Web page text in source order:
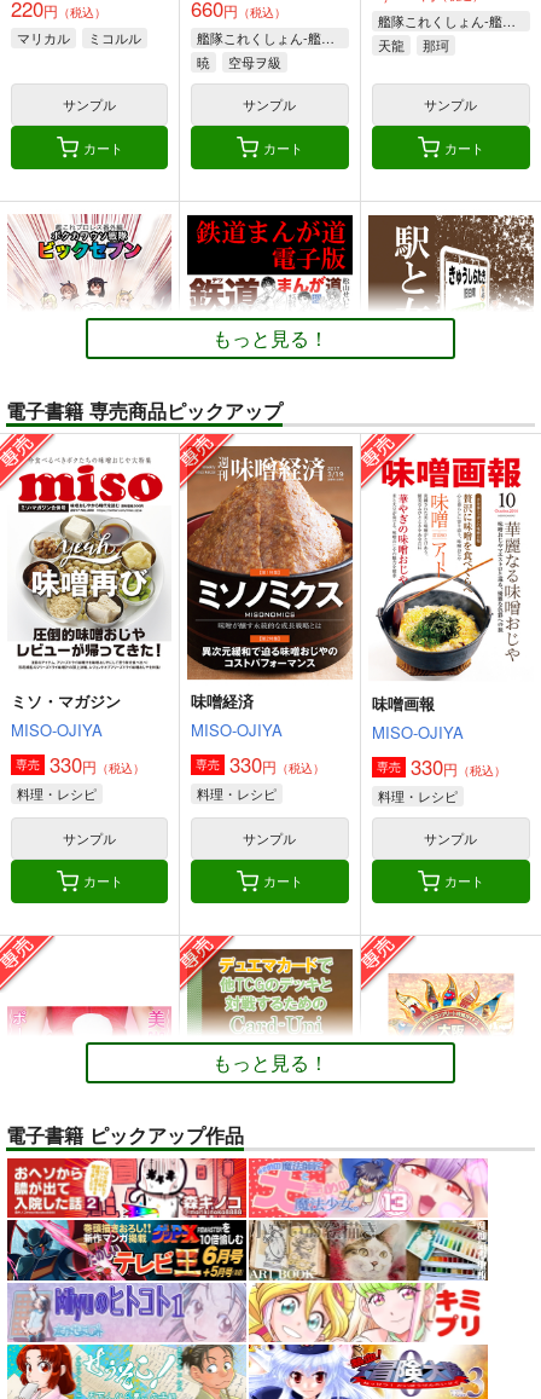
220円 （税込）
マリカル ミコルル
サンプル
カート
660円 （税込）
艦隊これくしょん-艦これ-
暁
空母ヲ級
サンプル
カート
艦隊これくしょん-艦これ-
天龍
那珂
サンプル
カート
ボクカワウソ戦隊ビッ
クセブン
Mystic Lab
660円（税込）
艦隊これくしょん-艦これ-
ボクカワウソ
長門
コロラド
サンプル
カート
鉄道まんが道 電子版
松山せいじ
110円（税込）
オリジナル
サンプル
駅と女子高生 電子版
松山せいじ
110円（税込）
オリジナル
サンプル
角と板と魔法記師9
とりからの巣
（税込）
ベル・メリオン
アシオ・グレース
ホワイトサンプル
カート
もっと見る！
電子書籍 専売商品ピックアップ
ミソ・マガジン
MISO-OJIYA
専売 330円 （税込）
料理・レシピ
サンプル
カート
味噌経済
MISO-OJIYA
専売 330円 （税込）
料理・レシピ
サンプル
カート
味噌画報
MISO-OJIYA
専売 330円 （税込）
料理・レシピ
サンプル
カート
トレスOK！体型レタ
ッチなしの『美脚とお
尻のポーズ写真集／九
条ねぎ』
お尻カンパニー
専売 2,750円（税込）
オリジナル
サンプル
デュエマカードで他
TCGのデッキと対戦
するためのCard-
Uni ルールブック
ツボッシー
専売 110円（税込）
デュエル・マスターズ
サンプル
【大阪関西万博
2025】 予約全コンプ
リート攻略ガイド２＆
万博旅行１日スケジュ
ール日記: EXPO 女一
人のんびりルーズ
旅 11ノンフィクショ
ン 旅行記
AUREA GOLD
専売 598円 （税込）
オリジナル ミャクミャ
クｘサーキュラー
サンプル
もっと見る！
電子書籍 ピックアップ作品